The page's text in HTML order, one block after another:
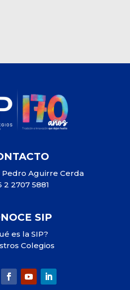
Pedro Aguirre Cerda
2 2707 5881
SIP
es la SIP?
Colegios